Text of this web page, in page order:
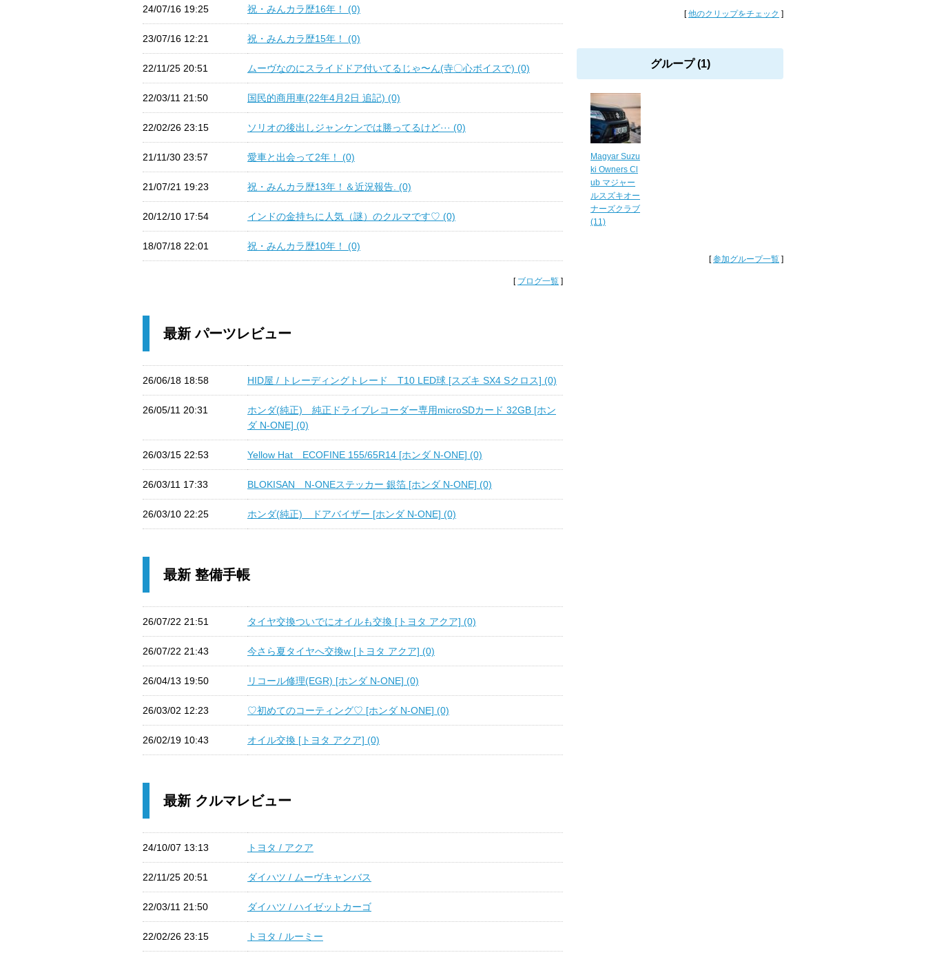
[他のクリップをチェック ]
グループ (1)
Magyar Suzu
ki Owners Cl
ub マジャー
ルスズキオー
ナーズクラブ
(11)
[参加グループ一覧 ]
24/07/16 19:25 祝・みんカラ歴16年！ (0)
23/07/16 12:21 祝・みんカラ歴15年！ (0)
22/11/25 20:51 ムーヴなのにスライドドア付いてるじゃ〜ん(寺〇心ボイスで) (0)
22/03/11 21:50 国民的商用車(22年4月2日 追記) (0)
22/02/26 23:15 ソリオの後出しジャンケンでは勝ってるけど··· (0)
21/11/30 23:57 愛車と出会って2年！ (0)
21/07/21 19:23 祝・みんカラ歴13年！＆近況報告. (0)
20/12/10 17:54 インドの金持ちに人気（謎）のクルマです♡ (0)
18/07/18 22:01 祝・みんカラ歴10年！ (0)
[ ブログ一覧 ]
最新 パーツレビュー
26/06/18 18:58 HID屋 / トレーディングトレード T10 LED球 [スズキ SX4 Sクロス] (0)
26/05/11 20:31
ホンダ(純正) 純正ドライブレコーダー専用microSDカード 32GB [ホン
ダ N-ONE] (0)
26/03/15 22:53 Yellow Hat ECOFINE 155/65R14 [ホンダ N-ONE] (0)
26/03/11 17:33 BLOKISAN N-ONEステッカー 銀箔 [ホンダ N-ONE] (0)
26/03/10 22:25 ホンダ(純正) ドアバイザー [ホンダ N-ONE] (0)
最新 整備手帳
26/07/22 21:51 タイヤ交換ついでにオイルも交換 [トヨタ アクア] (0)
26/07/22 21:43 今さら夏タイヤへ交換w [トヨタ アクア] (0)
26/04/13 19:50 リコール修理(EGR) [ホンダ N-ONE] (0)
26/03/02 12:23 ♡初めてのコーティング♡ [ホンダ N-ONE] (0)
26/02/19 10:43 オイル交換 [トヨタ アクア] (0)
最新 クルマレビュー
24/10/07 13:13 トヨタ / アクア
22/11/25 20:51 ダイハツ / ムーヴキャンバス
22/03/11 21:50 ダイハツ / ハイゼットカーゴ
22/02/26 23:15 トヨタ / ルーミー